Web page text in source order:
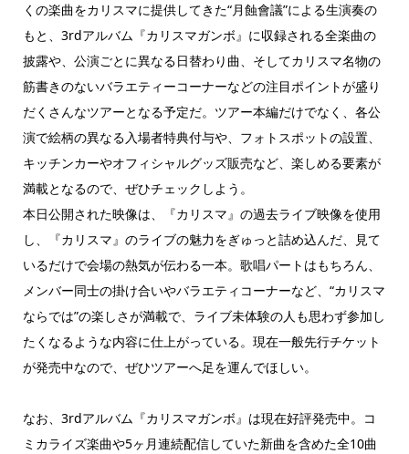
くの楽曲をカリスマに提供してきた“月蝕會議”による生演奏の
もと、3rdアルバム『カリスマガンボ』に収録される全楽曲の
披露や、公演ごとに異なる日替わり曲、そしてカリスマ名物の
筋書きのないバラエティーコーナーなどの注目ポイントが盛り
だくさんなツアーとなる予定だ。ツアー本編だけでなく、各公
演で絵柄の異なる入場者特典付与や、フォトスポットの設置、
キッチンカーやオフィシャルグッズ販売など、楽しめる要素が
満載となるので、ぜひチェックしよう。
本日公開された映像は、『カリスマ』の過去ライブ映像を使用
し、『カリスマ』のライブの魅力をぎゅっと詰め込んだ、見て
いるだけで会場の熱気が伝わる一本。歌唱パートはもちろん、
メンバー同士の掛け合いやバラエティコーナーなど、“カリスマ
ならでは”の楽しさが満載で、ライブ未体験の人も思わず参加し
たくなるような内容に仕上がっている。現在一般先行チケット
が発売中なので、ぜひツアーへ足を運んでほしい。
なお、3rdアルバム『カリスマガンボ』は現在好評発売中。コ
ミカライズ楽曲や5ヶ月連続配信していた新曲を含めた全10曲